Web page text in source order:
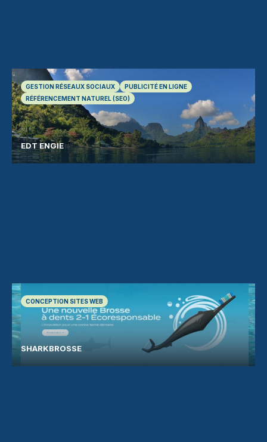
GESTION RÉSEAUX SOCIAUX
PUBLICITÉ EN LIGNE
RÉFÉRENCEMENT NATUREL (SEO)
EDT ENGIE
CONCEPTION SITES WEB
SHARKBROSSE